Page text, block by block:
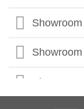
Showroom